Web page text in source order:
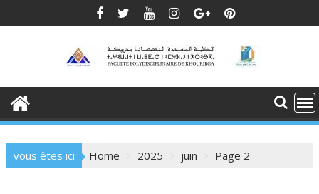
to
vous êtes ici Home 2025 juin Page 2